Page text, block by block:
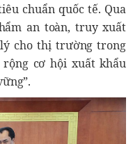
chuẩn quốc tế. Qua
an toàn, truy xuất
cho thị trường trong
cơ hội xuất khẩu